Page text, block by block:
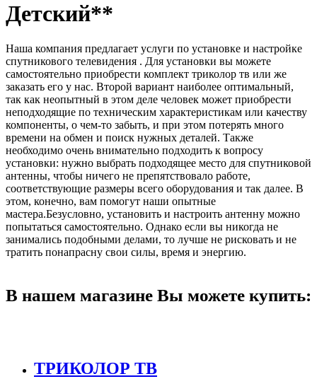
Детский**
Наша компания предлагает услуги по установке и настройке
спутникового телевидения . Для установки вы можете
самостоятельно приобрести комплект триколор тв или же
заказать его у нас. Второй вариант наиболее оптимальный,
так как неопытный в этом деле человек может приобрести
неподходящие по техническим характеристикам или качеству
компоненты, о чем-то забыть, и при этом потерять много
времени на обмен и поиск нужных деталей. Также
необходимо очень внимательно подходить к вопросу
установки: нужно выбрать подходящее место для спутниковой
антенны, чтобы ничего не препятствовало работе,
соответствующие размеры всего оборудования и так далее. В
этом, конечно, вам помогут наши опытные
мастера.Безусловно, установить и настроить антенну можно
попытаться самостоятельно. Однако если вы никогда не
занимались подобными делами, то лучше не рисковать и не
тратить понапрасну свои силы, время и энергию.
В нашем магазине Вы можете купить:
ТРИКОЛОР ТВ